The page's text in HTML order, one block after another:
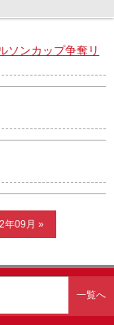
せ
ンカップ争奪リ
年09月 »
一覧へ